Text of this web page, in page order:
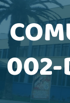
002-